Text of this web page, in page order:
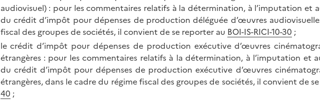
audiovisuel) : pour les commentaires relatifs à la détermination, à l’imputation et
du crédit d’impôt pour dépenses de production déléguée d’œuvres
fiscal des groupes de sociétés, il convient de se reporter au BOI-IS-RICI-10-30 ;
le crédit d’impôt pour dépenses de production exécutive d’œuvres
étrangères : pour les commentaires relatifs à la détermination, à l’imputation et
du crédit d’impôt pour dépenses de production exécutive d’œuvres
étrangères, dans le cadre du régime fiscal des groupes de sociétés, il convient de
40 ;